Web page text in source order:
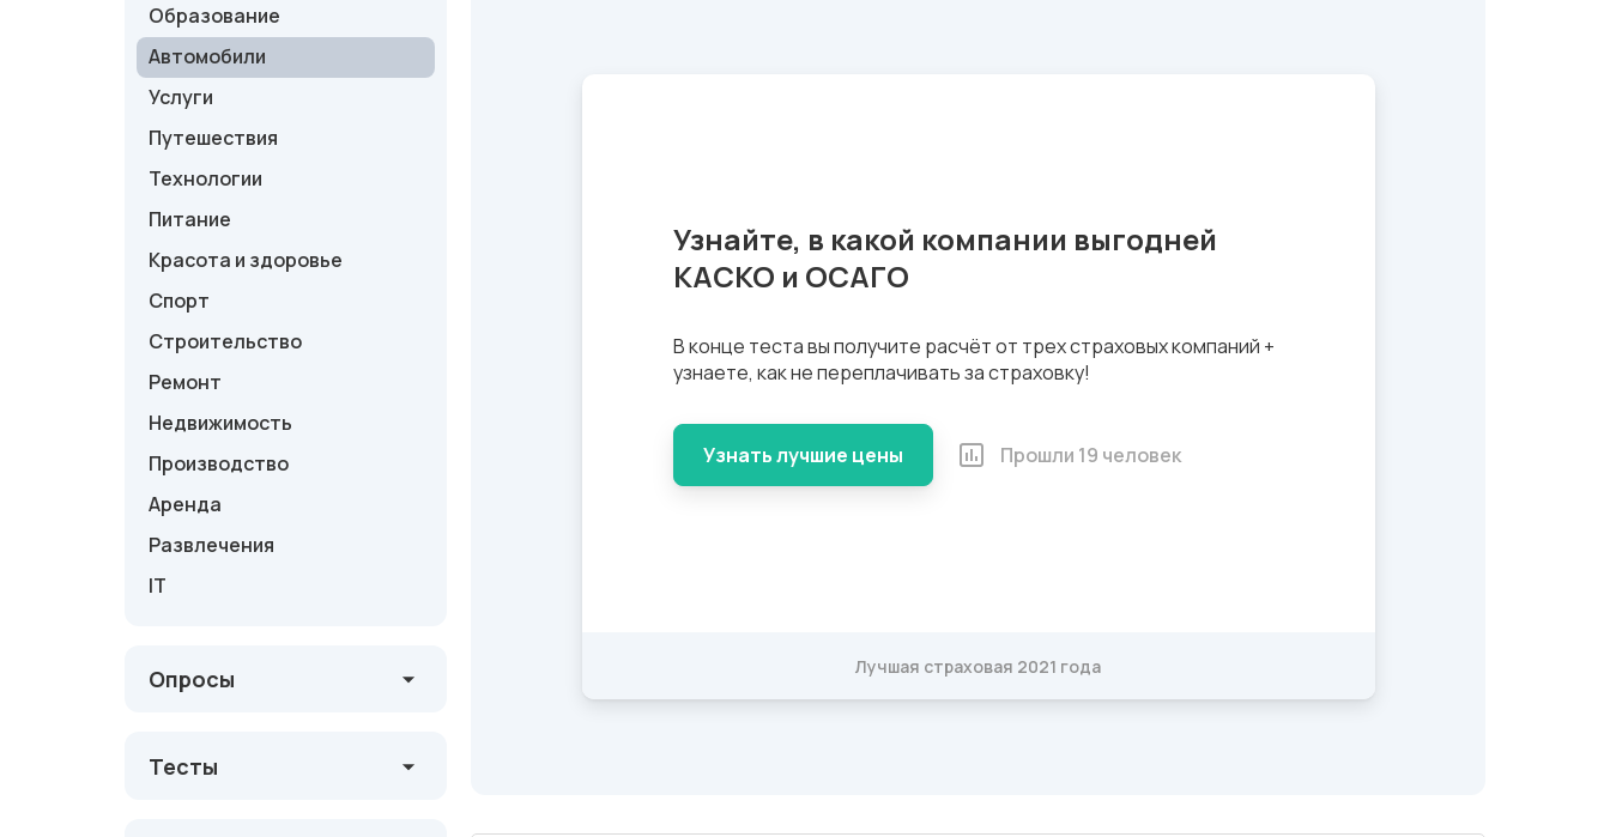
Образование
Автомобили
Услуги
Путешествия
Технологии
Питание
Красота и здоровье
Спорт
Строительство
Ремонт
Недвижимость
Производство
Аренда
Развлечения
IT
Опросы
Тесты